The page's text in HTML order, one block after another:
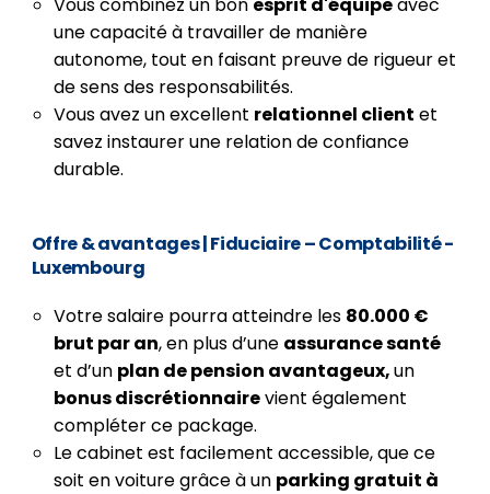
une capacité à travailler de manière
autonome, tout en faisant preuve de rigueur et
de sens des responsabilités.
Vous avez un excellent relationnel client et
savez instaurer une relation de confiance
durable.
Offre & avantages|Fiduciaire – Comptabilité -
Luxembourg
Votre salaire pourra atteindre les 80.000 €
brut par an, en plus d’une assurance santé
et d’un plan de pension avantageux,un
bonus discrétionnairevient également
compléter ce package.
Le cabinet est facilement accessible, que ce
soit en voiture grâce à un parking gratuit à